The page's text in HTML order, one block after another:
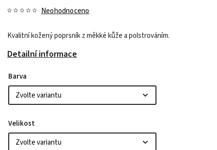
Neohodnoceno
Kvalitní kožený poprsník z měkké kůže a polstrováním.
Detailní informace
Barva
Velikost